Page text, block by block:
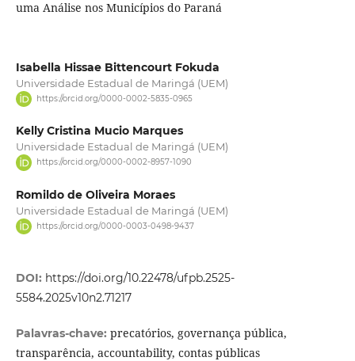
uma Análise nos Municípios do Paraná
Isabella Hissae Bittencourt Fokuda
Universidade Estadual de Maringá (UEM)
https://orcid.org/0000-0002-5835-0965
Kelly Cristina Mucio Marques
Universidade Estadual de Maringá (UEM)
https://orcid.org/0000-0002-8957-1090
Romildo de Oliveira Moraes
Universidade Estadual de Maringá (UEM)
https://orcid.org/0000-0003-0498-9437
DOI: https://doi.org/10.22478/ufpb.2525-
5584.2025v10n2.71217
Palavras-chave: precatórios, governança pública,
transparência, accountability, contas públicas